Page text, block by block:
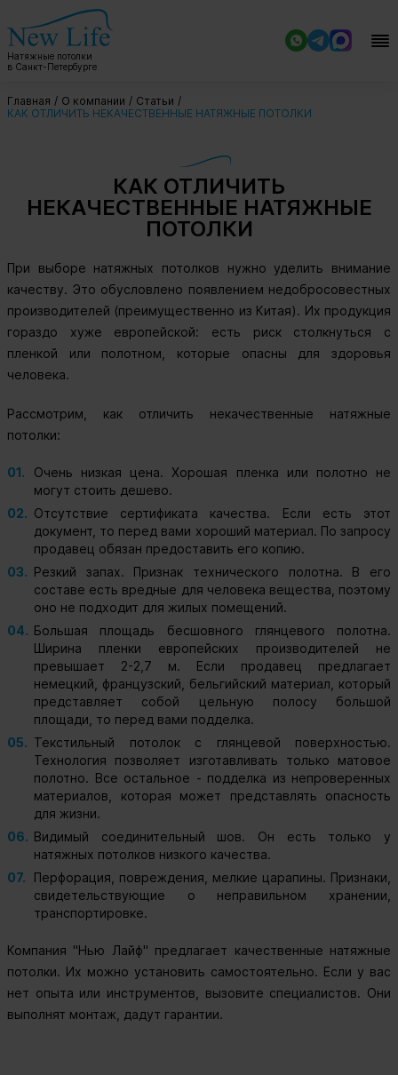
Натяжные потолки
в Санкт-Петербурге
Главная О компании
Статьи
КАК ОТЛИЧИТЬ НЕКАЧЕСТВЕННЫЕ НАТЯЖНЫЕ ПОТОЛКИ
КАК ОТЛИЧИТЬ
НЕКАЧЕСТВЕННЫЕ НАТЯЖНЫЕ
ПОТОЛКИ
При выборе натяжных потолков нужно уделить внимание
качеству. Это обусловлено появлением недобросовестных
производителей (преимущественно из Китая). Их продукция
гораздо хуже европейской: есть риск столкнуться с
пленкой или полотном, которые опасны для здоровья
человека.
Рассмотрим, как отличить некачественные натяжные
потолки:
Очень низкая цена. Хорошая пленка или полотно не
могут стоить дешево.
Отсутствие сертификата качества. Если есть этот
документ, то перед вами хороший материал. По запросу
продавец обязан предоставить его копию.
Резкий запах. Признак технического полотна. В его
составе есть вредные для человека вещества, поэтому
оно не подходит для жилых помещений.
Большая площадь бесшовного глянцевого полотна.
Ширина пленки европейских производителей не
превышает 2-2,7 м. Если продавец предлагает
немецкий, французский, бельгийский материал, который
представляет собой цельную полосу большой
площади, то перед вами подделка.
Текстильный потолок с глянцевой поверхностью.
Технология позволяет изготавливать только матовое
полотно. Все остальное - подделка из непроверенных
материалов, которая может представлять опасность
для жизни.
Видимый соединительный шов. Он есть только у
натяжных потолков низкого качества.
Перфорация, повреждения, мелкие царапины. Признаки,
свидетельствующие о неправильном хранении,
транспортировке.
Компания "Нью Лайф" предлагает качественные натяжные
потолки. Их можно установить самостоятельно. Если у вас
нет опыта или инструментов, вызовите специалистов. Они
выполнят монтаж, дадут гарантии.